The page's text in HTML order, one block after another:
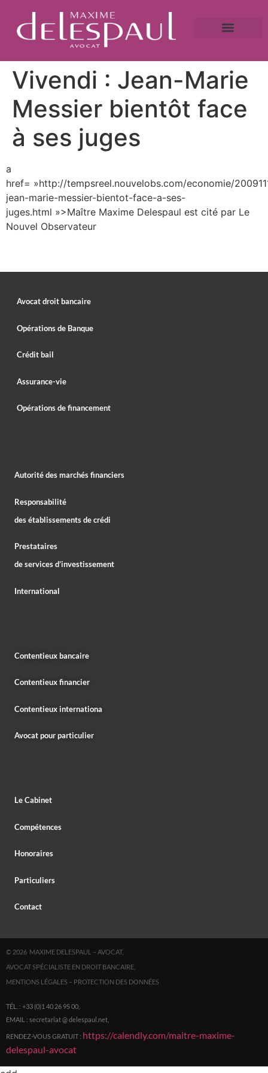
Vivendi : Jean-Marie
Messier bientôt face
à ses juges
a
href= »http://tempsreel.nouvelobs.com/economie/
jean-marie-messier-bientot-face-a-ses-
juges.html »>Maître Maxime Delespaul est cité par Le
Nouvel Observateur
Avocat droit bancaire
Opérations de Banque
Crédit bail
Assurance-vie
Opérations de financement
Autorité des marchés financiers
Responsabilité
des établissements de crédi
Prestataires
de services d’investissement
International
Contentieux bancaire
Contentieux financier
Contentieux internationa
Avocat pour particulier
Le Cabinet
Compétences
Honoraires
Particuliers
Contact
© 2026 MAXIME DELESPAUL – AVOCAT,
AVOCAT SPÉCIALISTE EN DROIT BANCAIRE,
MENTIONS LÉGALES – PROTECTION DES DONNÉES
TÉL. : +33 (0)1 40 26 95 00,
EMAIL : secretariat @ delespaul.net,
RENDEZ-VOUS GRATUIT : https://calendly.com/maitre-maxime-
delespaul-avocat